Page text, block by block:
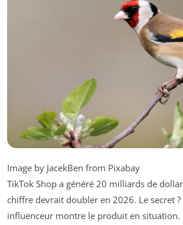
Image by JacekBen from Pixabay
TikTok Shop a généré 20 milliards de
chiffre devrait doubler en 2026. Le secret
influenceur montre le produit en situation.